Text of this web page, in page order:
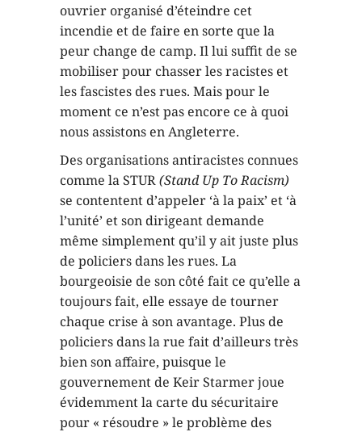
ouvrier organisé d’éteindre cet
incendie et de faire en sorte que la
peur change de camp. Il lui suffit de se
mobiliser pour chasser les racistes et
les fascistes des rues. Mais pour le
moment ce n’est pas encore ce à quoi
nous assistons en Angleterre.
Des organisations antiracistes connues
comme la STUR(Stand Up To Racism)
se contentent d’appeler ‘à la paix’ et ‘à
l’unité’ et son dirigeant demande
même simplement qu’il y ait juste plus
de policiers dans les rues. La
bourgeoisie de son côté fait ce qu’elle a
toujours fait, elle essaye de tourner
chaque crise à son avantage. Plus de
policiers dans la rue fait d’ailleurs très
bien son affaire, puisque le
gouvernement de Keir Starmer joue
évidemment la carte du sécuritaire
pour « résoudre » le problème des